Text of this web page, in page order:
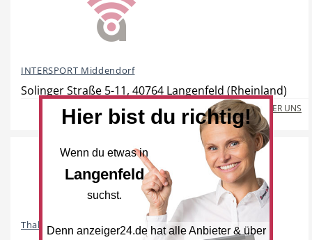
Auto Handwerk
Sport & Freizeit Gesundheit
INTERSPORT Middendorf
Solinger Straße 5-11, 40764 Langenfeld (Rheinland)
MEHR ÜBER UNS
Thalia
Hier bist du richtig!
Wenn du etwas in
Langenfeld
suchst.
Denn anzeiger24.de hat alle Anbieter & über